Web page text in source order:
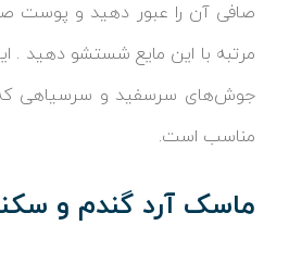
صافی آن را عبور دهید و پوست
مرتبه با این مایع شستشو دهید .
جوش‌های سرسفید و سرسیاهی که
مناسب است.
ماسک آرد گندم و